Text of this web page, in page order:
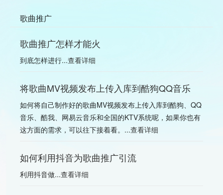
歌曲推广
歌曲推广怎样才能火
到底怎样进行...查看详细
将歌曲MV视频发布上传入库到酷狗QQ音乐
如何将自己制作好的歌曲MV视频发布上传入库到酷狗、QQ
音乐、酷我、网易云音乐和全国的KTV系统呢，如果你也有
这方面的需求，可以往下接着看。...查看详细
如何利用抖音为歌曲推广引流
利用抖音做...查看详细